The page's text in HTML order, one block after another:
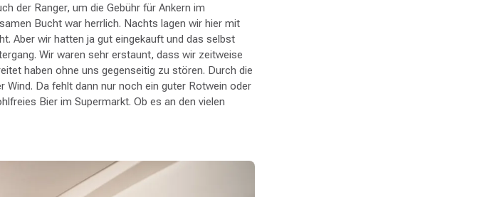
der Ranger, um die Gebühr für Ankern im
Bucht war herrlich. Nachts lagen wir hier mit
Aber wir hatten ja gut eingekauft und das selbst
Wir waren sehr erstaunt, dass wir zeitweise
haben ohne uns gegenseitig zu stören. Durch die
Wind. Da fehlt dann nur noch ein guter Rotwein oder
Bier im Supermarkt. Ob es an den vielen